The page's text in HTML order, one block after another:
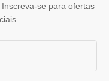
se para ofertas